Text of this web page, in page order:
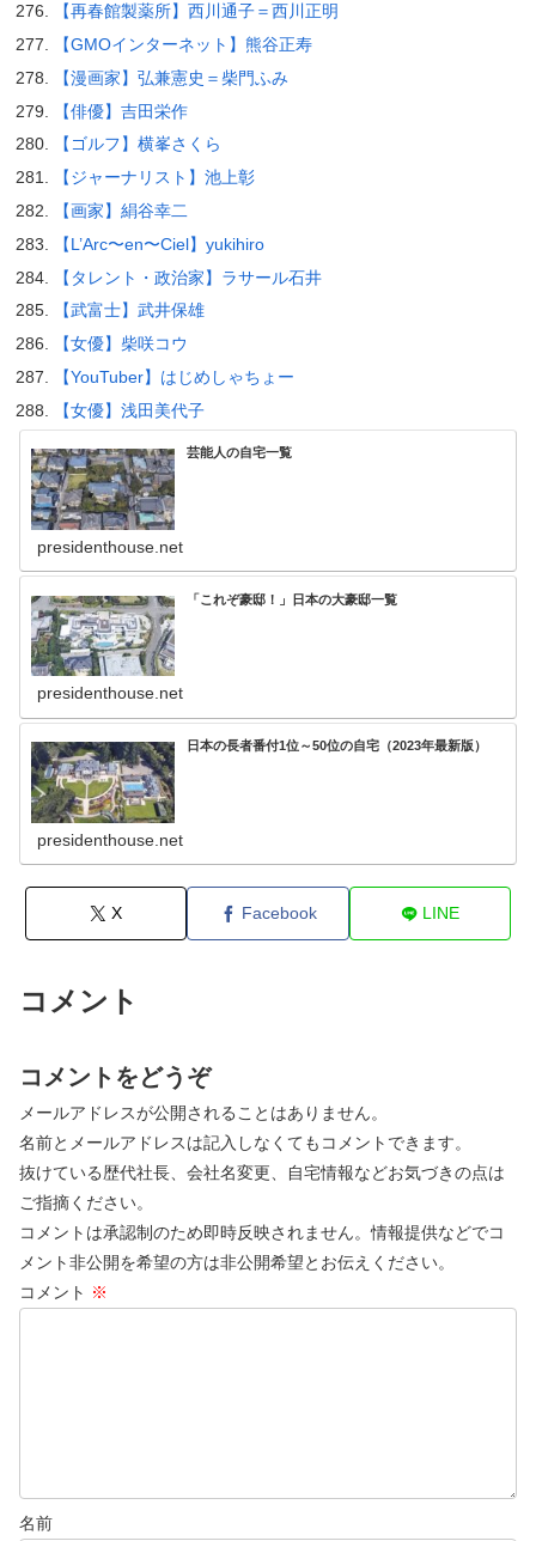
【再春館製薬所】西川通子＝西川正明
【GMOインターネット】熊谷正寿
【漫画家】弘兼憲史＝柴門ふみ
【俳優】吉田栄作
【ゴルフ】横峯さくら
【ジャーナリスト】池上彰
【画家】絹谷幸二
【L’Arc〜en〜Ciel】yukihiro
【タレント・政治家】ラサール石井
【武富士】武井保雄
【女優】柴咲コウ
【YouTuber】はじめしゃちょー
【女優】浅田美代子
芸能人の自宅一覧
presidenthouse.net
「これぞ豪邸！」日本の大豪邸一覧
presidenthouse.net
日本の長者番付1位～50位の自宅（2023年最新版）
presidenthouse.net
X Facebook LINE
コメント
コメントをどうぞ
メールアドレスが公開されることはありません。
名前とメールアドレスは記入しなくてもコメントできます。
抜けている歴代社長、会社名変更、自宅情報などお気づきの点は
ご指摘ください。
コメントは承認制のため即時反映されません。情報提供などでコ
メント非公開を希望の方は非公開希望とお伝えください。
コメント ※
名前